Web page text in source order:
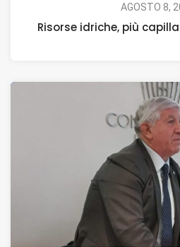
AGOSTO 8,
Risorse idriche, più